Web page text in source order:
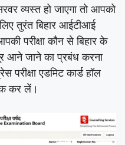
व्यस्त हो जाएगा तो आपको
तुरंत बिहार आईटीआई
परीक्षा कौन से बिहार के
आने जाने का प्रबंध करना
परीक्षा एडमिट कार्ड हॉल
कर लें।